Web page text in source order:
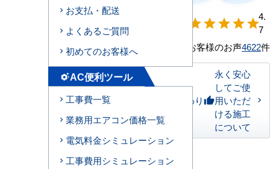
度
starstarstarstarstar
4.
7
お客様のお声4622件
私たちのこだわりthumb_up
永く安心
してご使
用いただ
ける施工
について
お支払・配送
よくあるご質問
初めてのお客様へ
settings_suggestAC便利ツール
工事費一覧
業務用エアコン価格一覧
電気料金シミュレーション
工事費用シミュレーション